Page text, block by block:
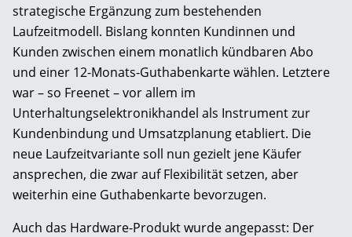
strategische Ergänzung zum bestehenden
Laufzeitmodell. Bislang konnten Kundinnen und
Kunden zwischen einem monatlich kündbaren Abo
und einer 12-Monats-Guthabenkarte wählen. Letztere
war – so Freenet – vor allem im
Unterhaltungselektronikhandel als Instrument zur
Kundenbindung und Umsatzplanung etabliert. Die
neue Laufzeitvariante soll nun gezielt jene Käufer
ansprechen, die zwar auf Flexibilität setzen, aber
weiterhin eine Guthabenkarte bevorzugen.
Auch das Hardware-Produkt wurde angepasst: Der